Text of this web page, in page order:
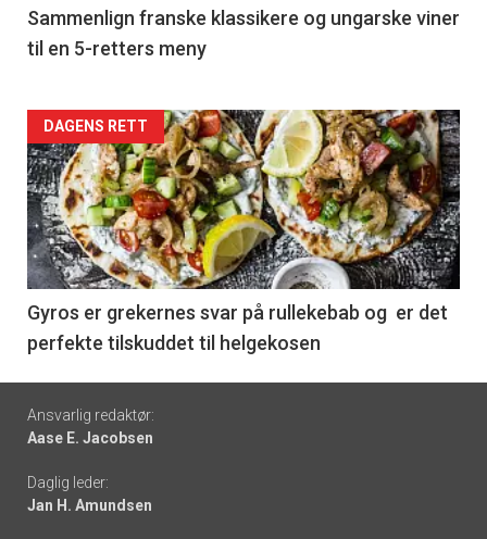
5
Sammenlign franske klassikere og ungarske viner
til en 5-retters meny
Forsiden
akkurat
nå
-
6
DAGENS RETT
Gyros er grekernes svar på rullekebab og er det
perfekte tilskuddet til helgekosen
Footer
-
links
Ansvarlig redaktør:
Aase E. Jacobsen
Daglig leder:
Jan H. Amundsen